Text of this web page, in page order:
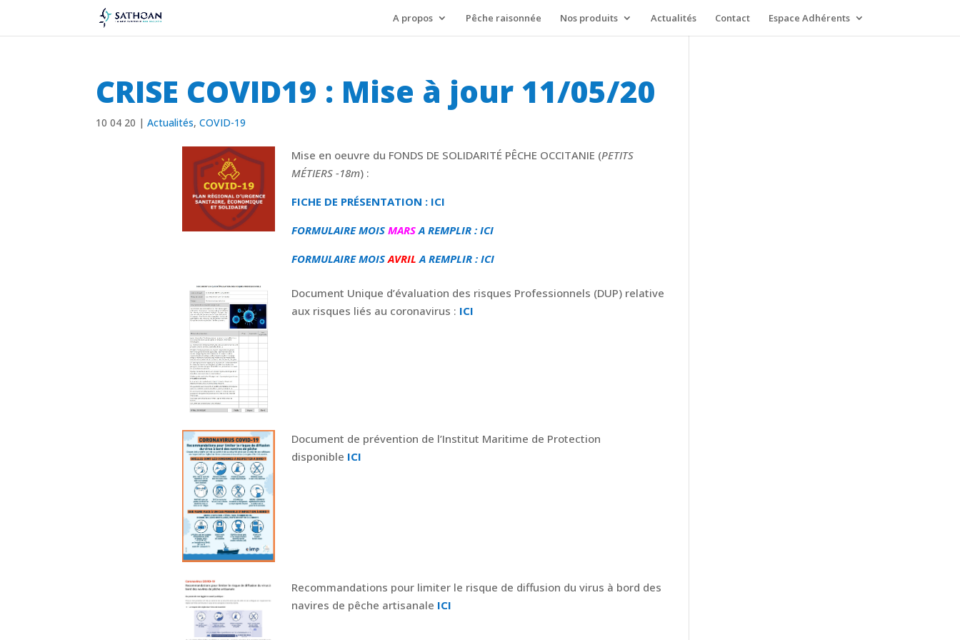
A propos Pêche raisonnée Nos produits Actualités Contact Espace Adhérents
CRISE COVID19 : Mise à jour 11/05/20
10 04 20 |Actualités,COVID-19
Mise en oeuvre du FONDS DE SOLIDARITÉ PÊCHE OCCITANIE (PETITS
MÉTIERS -18m) :
FICHE DE PRÉSENTATION : ICI
FORMULAIRE MOISMARSA REMPLIR : ICI
FORMULAIRE MOISAVRIL A REMPLIR : ICI
Document Unique d’évaluation des risques Professionnels (DUP) relative
aux risques liés au coronavirus : ICI
Document de prévention de l’Institut Maritime de Protection
disponible ICI
Recommandations pour limiter le risque de diffusion du virus à bord des
navires de pêche artisanale ICI